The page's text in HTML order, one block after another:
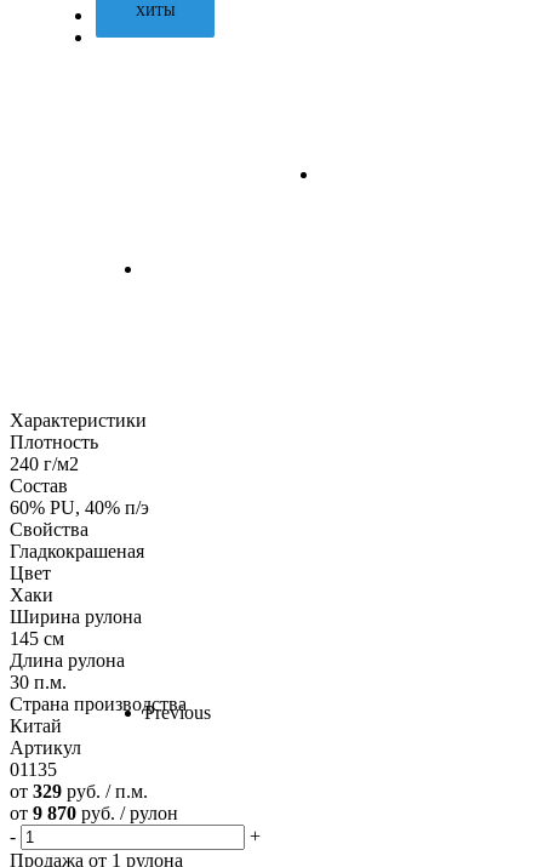
ХИТЫ
Previous
Характеристики
Плотность
240 г/м2
Состав
60% PU, 40% п/э
Свойства
Гладкокрашеная
Цвет
Хаки
Ширина рулона
145 см
Длина рулона
30 п.м.
Страна производства
Китай
Артикул
01135
от 329 руб. / п.м.
от 9 870 руб. / рулон
-
+
Продажа от 1 рулона